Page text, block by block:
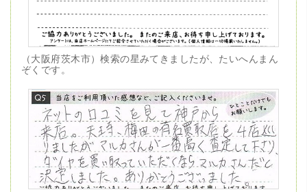
（大阪府茨木市）検索の星みてきましたが、たいへんまん
ぞくです。